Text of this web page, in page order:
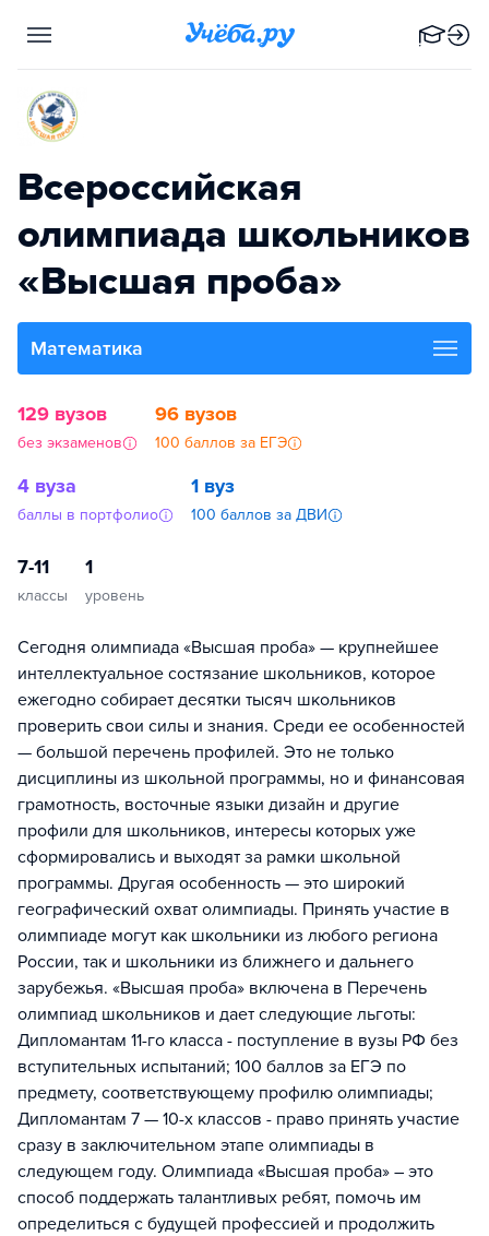
Всероссийская
олимпиада школьников
«Высшая проба»
Математика
129 вузов
без экзаменов
96 вузов
100 баллов за ЕГЭ
4 вуза
баллы в портфолио
1 вуз
100 баллов за ДВИ
7-11
классы
1
уровень
Сегодня олимпиада «Высшая проба» — крупнейшее
интеллектуальное состязание школьников, которое
ежегодно собирает десятки тысяч школьников
проверить свои силы и знания. Среди ее особенностей
— большой перечень профилей. Это не только
дисциплины из школьной программы, но и финансовая
грамотность, восточные языки дизайн и другие
профили для школьников, интересы которых уже
сформировались и выходят за рамки школьной
программы. Другая особенность — это широкий
географический охват олимпиады. Принять участие в
олимпиаде могут как школьники из любого региона
России, так и школьники из ближнего и дальнего
зарубежья. «Высшая проба» включена в Перечень
олимпиад школьников и дает следующие льготы:
Дипломантам 11-го класса - поступление в вузы РФ без
вступительных испытаний; 100 баллов за ЕГЭ по
предмету, соответствующему профилю олимпиады;
Дипломантам 7 — 10-х классов - право принять участие
сразу в заключительном этапе олимпиады в
следующем году. Олимпиада «Высшая проба» – это
способ поддержать талантливых ребят, помочь им
определиться с будущей профессией и продолжить